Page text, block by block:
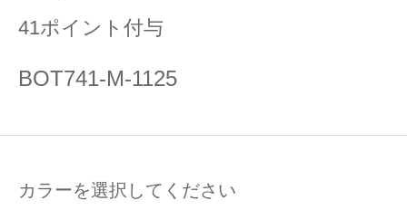
41ポイント付与
BOT741-M-1125
カラーを選択してください